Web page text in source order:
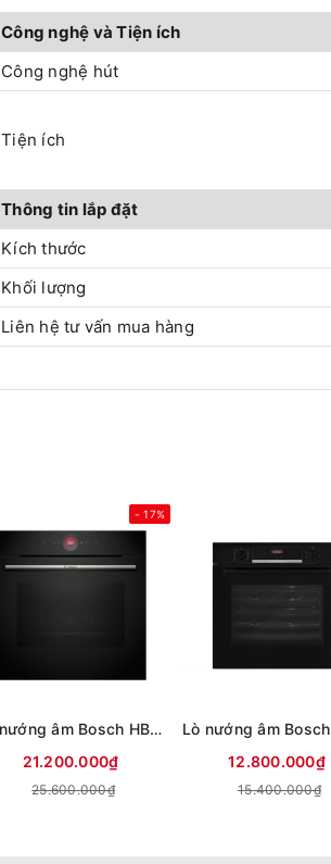
Công nghệ và Tiện ích
Công nghệ hút
Tiện ích
Thông tin lắp đặt
Kích thước
Khối lượng
Liên hệ tư vấn mua hàng
- 17%
Lò nướng âm Bosch HBG7341B1 71 lít
21.200.000₫
25.600.000₫
12.800.000₫
15.400.000₫